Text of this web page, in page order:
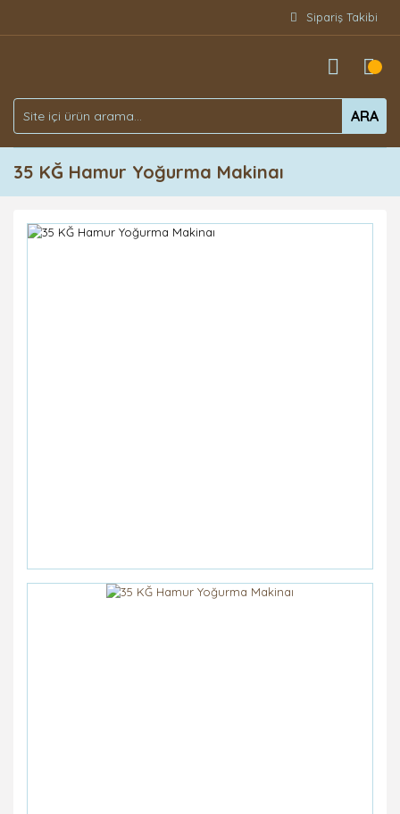
Sipariş Takibi
ARA
35 KĞ Hamur Yoğurma Makinaı